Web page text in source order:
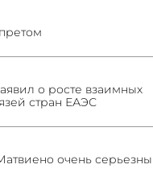
о росте взаимных
стран ЕАЭС
очень